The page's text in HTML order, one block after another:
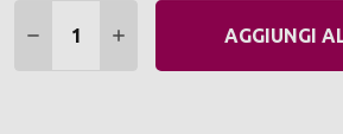
DIMINUIRE QUANTITÀ:
AUMENTARE QUANTITÀ:
AGGIUNGI